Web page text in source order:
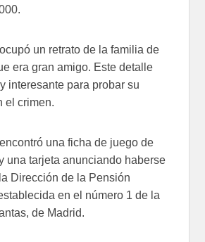
un retrato de la familia de
era gran amigo. Este detalle
interesante para probar su
el crimen.
una ficha de juego de
una tarjeta anunciando haberse
Dirección de la Pensión
en el número 1 de la
de Madrid.